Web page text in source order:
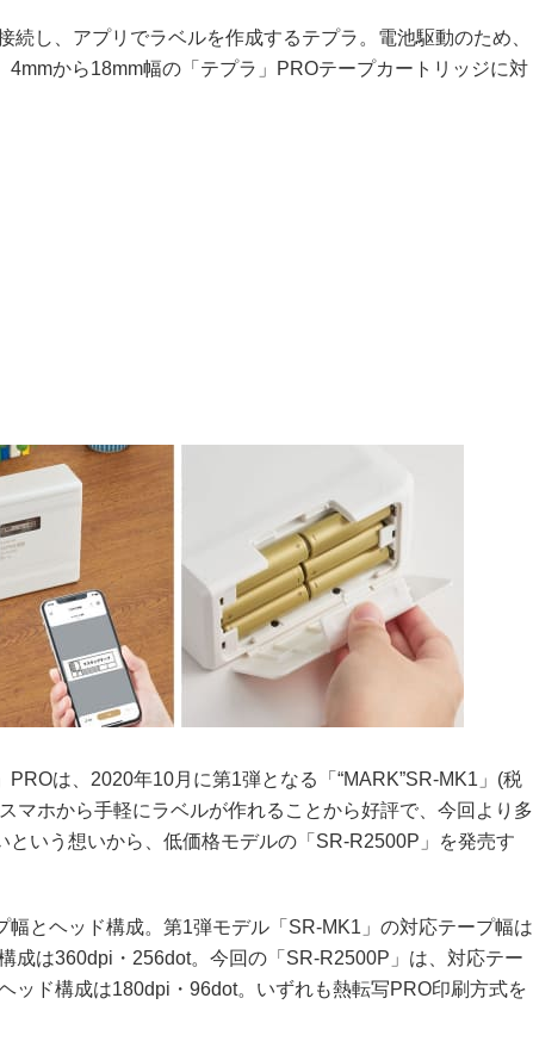
続し、アプリでラベルを作成するテプラ。電池駆動のため、
4mmから18mm幅の「テプラ」PROテープカートリッジに対
PROは、2020年10月に第1弾となる「“MARK”SR-MK1」(税
マホから手軽にラベルが作れることから好評で、今回より多
という想いから、低価格モデルの「SR-R2500P」を発売す
幅とヘッド構成。第1弾モデル「SR-MK1」の対応テープ幅は
成は360dpi・256dot。今回の「SR-R2500P」は、対応テー
ッド構成は180dpi・96dot。いずれも熱転写PRO印刷方式を